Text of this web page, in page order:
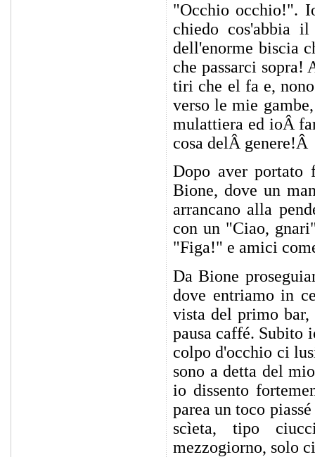
"Occhio occhio!".
chiedo cos'abbia
dell'enorme biscia
che passarci
tiri che el fa e,
verso le mie
mulattiera ed ioÂ
cosa delÂ genere!Â
Dopo aver portato
Bione, dove un
arrancano alla
con un "Ciao,
"Figa!" e amici
Da Bione
dove entriamo in
vista del primo
pausa caffé. Subito
colpo d'occhio ci
sono a detta del
io dissento
parea un toco
scìeta, tipo
mezzogiorno, solo